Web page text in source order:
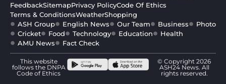
FeedbackSitemapPrivacy PolicyCode Of Ethics
Terms & ConditionsWeatherShopping
ASH Group
English News Our Team Business
Photo
Cricket
Food Technology Education
Health
AMU News
Fact Check
This website
follows the DNPA
Code of Ethics
© Copyright 2026
ASH24 News. All
rights reserved.